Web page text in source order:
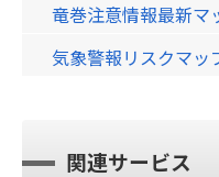
竜巻注意情報最新マ
気象警報リスクマッ
関連サービス